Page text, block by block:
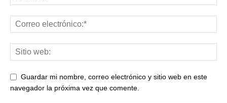
Guardar mi nombre, correo electrónico y sitio web en este
navegador la próxima vez que comente.